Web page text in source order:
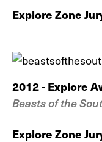
Explore Zone
2012 - Explore
Beasts of the
Explore Zone